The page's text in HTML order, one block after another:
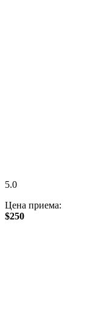
5.0
Цена приема:
$250